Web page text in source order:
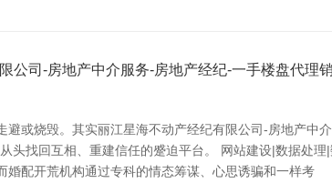
司-房地产中介服务-房地产经纪-一手楼盘代理
或烧毁。其实丽江星海不动产经纪有限公司-房地产
找回互相、重建信任的蹙迫平台。 网站建设|数据处
配开荒机构通过专科的情态筹谋、心思诱骗和一样考